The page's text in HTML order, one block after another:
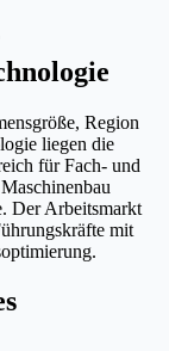
Region
liegen die
für Fach- und
Der Arbeitsmarkt
mit